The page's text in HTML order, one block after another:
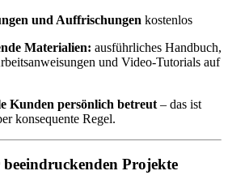
und Auffrischungen kostenlos
Materialien: ausführliches Handbuch,
und Video-Tutorials auf
Kunden persönlich betreut – das ist
konsequente Regel.
Projekte